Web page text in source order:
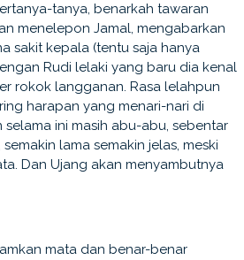
tanya, benarkah tawaran
menelepon Jamal, mengabarkan
sakit kepala (tentu saja hanya
Rudi lelaki yang baru dia kenal
rokok langganan. Rasa lelahpun
harapan yang menari-nari di
ini masih abu-abu, sebentar
lama semakin jelas, meski
Dan Ujang akan menyambutnya
mata dan benar-benar